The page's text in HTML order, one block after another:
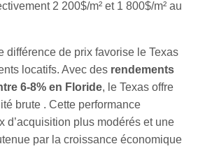
2 200$/m² et 1 800$/m² au
différence de prix favorise le Texas
locatifs. Avec des rendements
6-8% en Floride, le Texas offre
brute . Cette performance
d’acquisition plus modérés et une
par la croissance économique